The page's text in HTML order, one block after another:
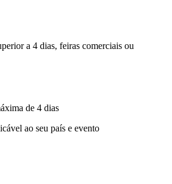
a 4 dias, feiras comerciais ou
de 4 dias
ao seu país e evento